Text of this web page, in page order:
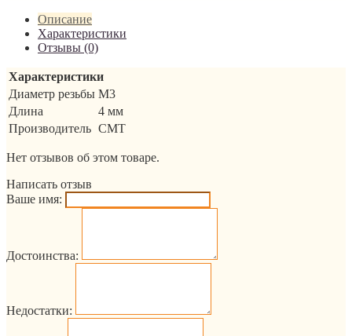
Описание
Характеристики
Отзывы (0)
Характеристики
Диаметр резьбы M3
Длина
4 мм
Производитель CMT
Нет отзывов об этом товаре.
Написать отзыв
Ваше имя:
Достоинства:
Недостатки: